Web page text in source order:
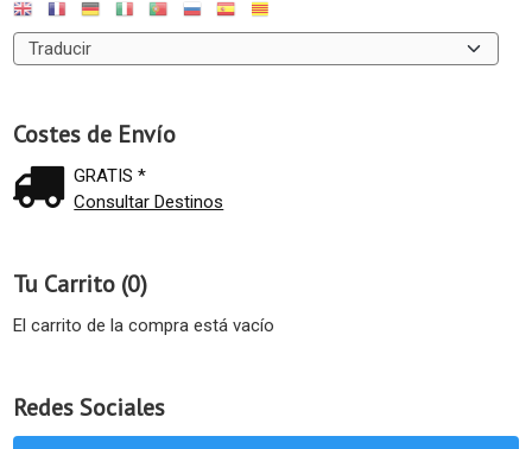
Costes de Envío
GRATIS *
Consultar Destinos
Tu Carrito (0)
El carrito de la compra está vacío
Redes Sociales